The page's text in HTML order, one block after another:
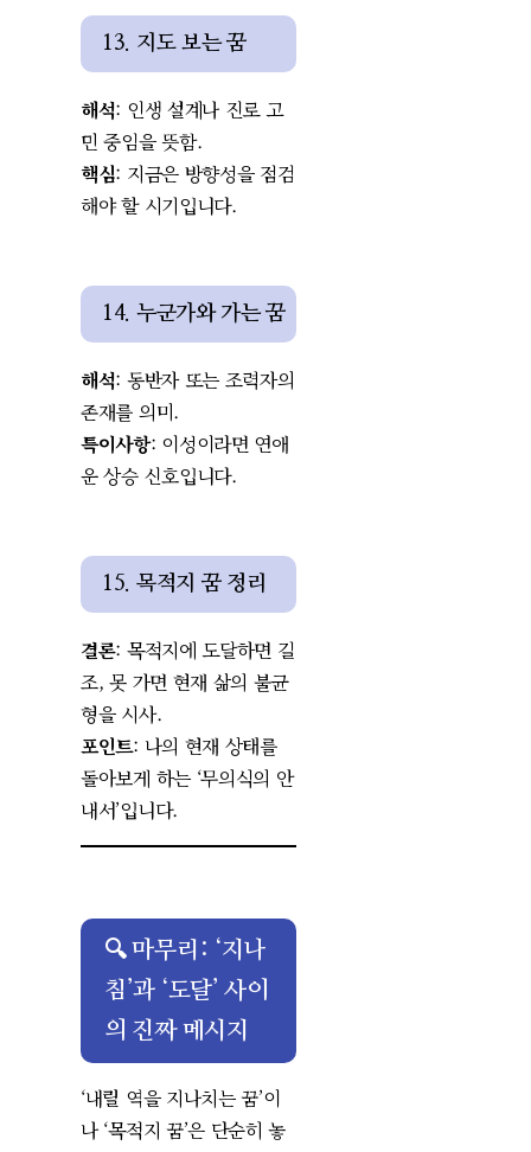
13. 지도 보는 꿈
해석: 인생 설계나 진로 고
민 중임을 뜻함.
핵심: 지금은 방향성을 점검
해야 할 시기입니다.
14. 누군가와 가는 꿈
해석: 동반자 또는 조력자의
존재를 의미.
특이사항: 이성이라면 연애
운 상승 신호입니다.
15. 목적지 꿈 정리
결론: 목적지에 도달하면 길
조, 못 가면 현재 삶의 불균
형을 시사.
포인트: 나의 현재 상태를
돌아보게 하는 ‘무의식의 안
내서’입니다.
🔍 마무리: ‘지나
침’과 ‘도달’ 사이
의 진짜 메시지
‘내릴 역을 지나치는 꿈’이
나 ‘목적지 꿈’은 단순히 놓